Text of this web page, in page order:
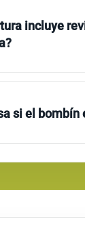
incluye
si el bombín